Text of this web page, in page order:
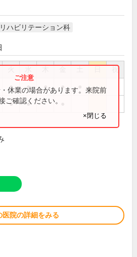
リハビリテーション科
祝
● ● ● ●
● ●
休業の場合があります。来院前
ご確認ください。
×閉じる
医院の詳細をみる